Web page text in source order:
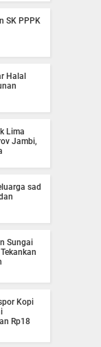
SK PPPK
Halal
Lima
Jambi,
sad
Sungai
Kopi
Rp18